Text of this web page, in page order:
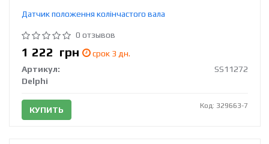
Датчик положення колінчастого вала
0 отзывов
1 222 грн
срок 3 дн.
Артикул:
SS11272
Delphi
КУПИТЬ Код: 329663-7